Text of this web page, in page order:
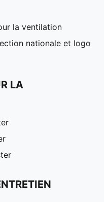
la ventilation
nationale et logo
LA